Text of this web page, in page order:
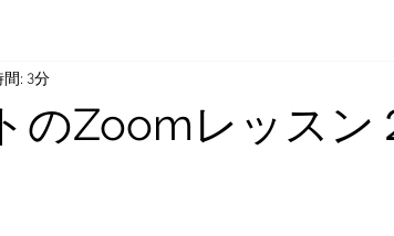
のZoomレッスン
: 3分